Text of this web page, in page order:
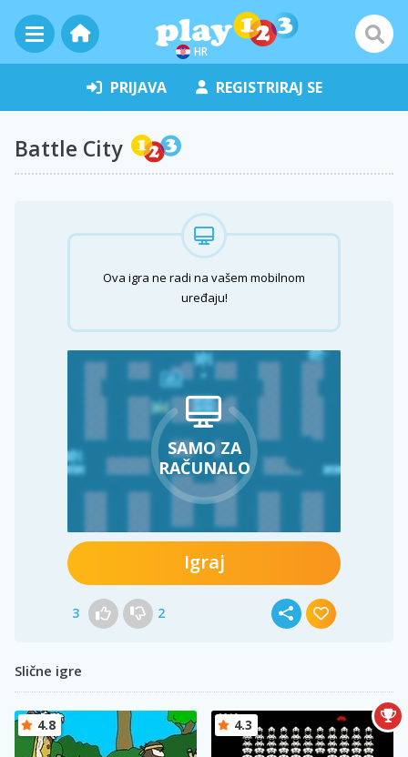
HR
PRIJAVA REGISTRIRAJ SE
Battle City
Ova igra ne radi na vašem mobilnom
uređaju!
SAMO ZA
RAČUNALO
Igraj
3 2
Slične igre
4.8 4.3